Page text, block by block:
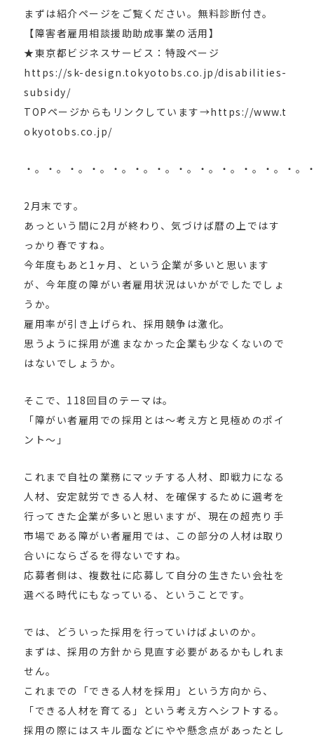
まずは紹介ページをご覧ください。無料診断付き。
【障害者雇用相談援助助成事業の活用】
★東京都ビジネスサービス：特設ページ
https://sk-design.tokyotobs.co.jp/disabilities-
subsidy/
TOPページからもリンクしています→https://www.t
okyotobs.co.jp/
・。・。・。・。・。・。・。・。・。・。・。・。・。
2月末です。
あっという間に2月が終わり、気づけば暦の上ではす
っかり春ですね。
今年度もあと1ヶ月、という企業が多いと思います
が、今年度の障がい者雇用状況はいかがでしたでしょ
うか。
雇用率が引き上げられ、採用競争は激化。
思うように採用が進まなかった企業も少なくないので
はないでしょうか。
そこで、118回目のテーマは。
「障がい者雇用での採用とは～考え方と見極めのポイ
ント～」
これまで自社の業務にマッチする人材、即戦力になる
人材、安定就労できる人材、を確保するために選考を
行ってきた企業が多いと思いますが、現在の超売り手
市場である障がい者雇用では、この部分の人材は取り
合いにならざるを得ないですね。
応募者側は、複数社に応募して自分の生きたい会社を
選べる時代にもなっている、ということです。
では、どういった採用を行っていけばよいのか。
まずは、採用の方針から見直す必要があるかもしれま
せん。
これまでの「できる人材を採用」という方向から、
「できる人材を育てる」という考え方へシフトする。
採用の際にはスキル面などにやや懸念点があったとし